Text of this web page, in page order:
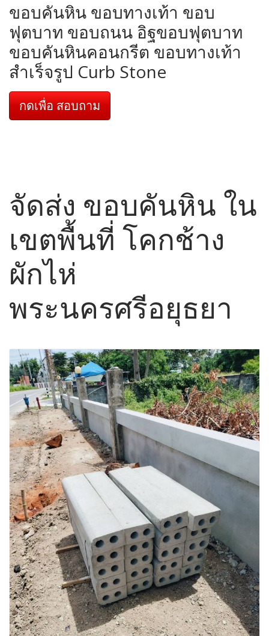
ขอบคันหิน ขอบทางเท้า ขอบ
ฟุตบาท ขอบถนน อิฐขอบฟุตบาท
ขอบคันหินคอนกรีต ขอบทางเท้า
สำเร็จรูป Curb Stone
กดเพื่อ สอบถาม
จัดส่ง ขอบคันหิน ใน
เขตพื้นที่ โคกช้าง
ผักไห่
พระนครศรีอยุธยา